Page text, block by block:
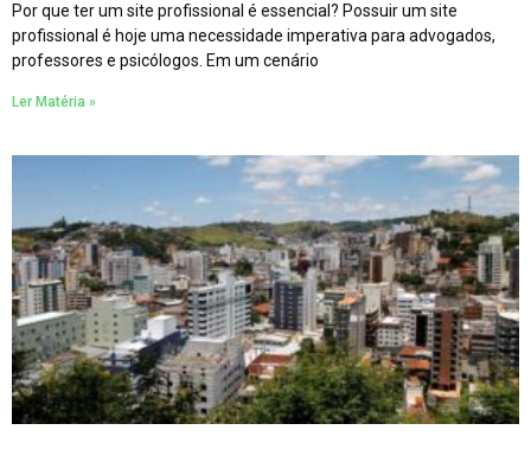
Por que ter um site profissional é essencial? Possuir um site
profissional é hoje uma necessidade imperativa para advogados,
professores e psicólogos. Em um cenário
Ler Matéria »